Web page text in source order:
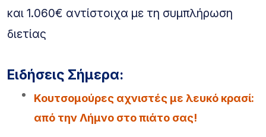
και 1.060€ αντίστοιχα με τη συμπλήρωση
διετίας
Ειδήσεις Σήμερα:
Κουτσομούρες αχνιστές με λευκό κρασί:
από την Λήμνο στο πιάτο σας!